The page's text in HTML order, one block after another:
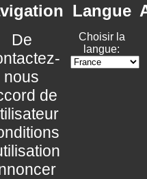
De
nous
de
Langue
Choisir la
langue: